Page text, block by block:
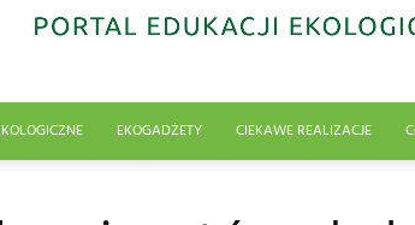
EKOGADŻETY CIEKAWE REALIZACJE